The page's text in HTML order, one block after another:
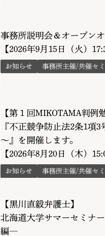
事務所説明会＆オープン
【2026年9月15日（火）
お知らせ 事務所主催/共催セ
【第１回MIKOTAMA判例
『不正競争防止法2条1
～』を開催します。
【2026年8月20日（木）
お知らせ 事務所主催/共催セ
【黒川直毅弁護士】
北海道大学サマーセミナ
編―